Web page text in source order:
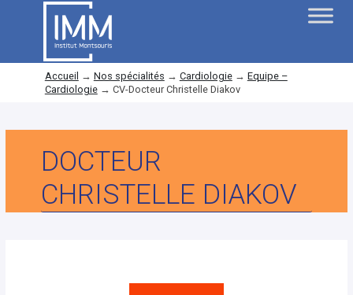
Accueil → Nos spécialités → Cardiologie→ Equipe –
Cardiologie→ CV-Docteur Christelle Diakov
DOCTEUR
CHRISTELLE DIAKOV